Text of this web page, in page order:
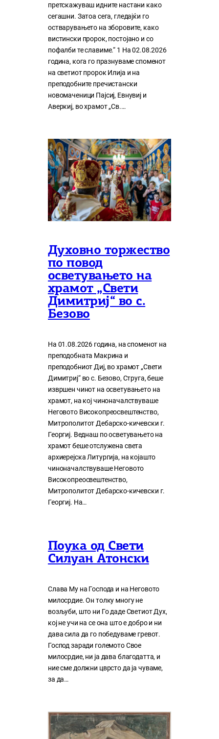
претскажуваш идните настани како
сегашни. Затоа сега, гледајќи го
остварувањето на зборовите, како
вистински пророк, постојано и со
пофалби те славиме.“ 1 На 02.08.2026
година, кога го празнуваме споменот
на светиот пророк Илија и на
преподобните пречистански
новомаченици Пајсиј, Евнувиј и
Аверкиј, во храмот „Св.…
Духовно торжество
по повод
осветувањето на
храмот „Свети
Димитриј“ во с.
Безово
На 01.08.2026 година, на споменот на
преподобната Макрина и
преподобниот Диј, во храмот „Свети
Димитриј“ во с. Безово, Струга, беше
извршен чинот на осветувањето на
храмот, на кој чиноначалствуваше
Неговото Високопреосвештенство,
Митрополитот Дебарско-кичевски г.
Георгиј. Веднаш по осветувањето на
храмот беше отслужена света
архиерејска Литургија, на којашто
чиноначалствуваше Неговото
Високопреосвештенство,
Митрополитот Дебарско-кичевски г.
Георгиј. На…
Поука од Свети
Силуан Атонски
Слава Му на Господа и на Неговото
милосрдие. Он толку многу нe
возљуби, што ни Го даде Светиот Дух,
кој нe учи на сe она што е добро и ни
дава сила да го победуваме гревот.
Господ заради големото Свое
милосрдие, ни ја дава благодатта, и
ние сме должни цврсто да ја чуваме,
за да…